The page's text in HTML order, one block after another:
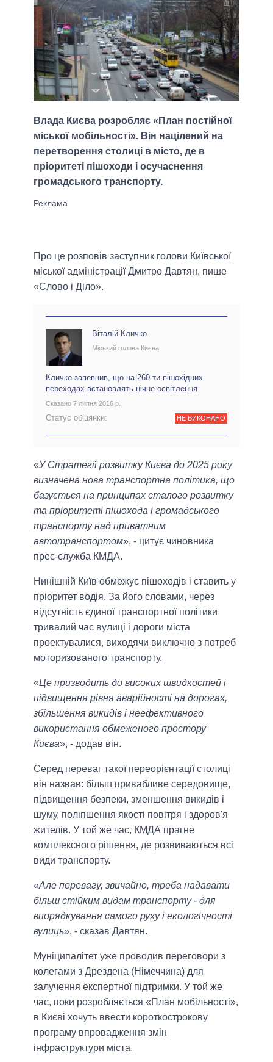
Влада Києва розробляє «План постійної
міської мобільності». Він націлений на
перетворення столиці в місто, де в
пріоритеті пішоходи і осучаснення
громадського транспорту.
Про це розповів заступник голови Київської
міської адміністрації Дмитро Давтян, пише
«Слово і Діло».
Віталій Кличко
Міський голова Києва
Кличко запевнив, що на 260-ти пішохідних
переходах встановлять нічне освітлення
Сказано 7 липня 2016 р.
Статус обіцянки: НЕ ВИКОНАНО
«У Стратегії розвитку Києва до 2025 року
визначена нова транспортна політика, що
базується на принципах сталого розвитку
та пріоритеті пішохода і громадського
транспорту над приватним
автотранспортом», - цитує чиновника
прес-служба КМДА.
Нинішній Київ обмежує пішоходів і ставить у
пріоритет водія. За його словами, через
відсутність єдиної транспортної політики
тривалий час вулиці і дороги міста
проектувалися, виходячи виключно з потреб
моторизованого транспорту.
«Це призводить до високих швидкостей і
підвищення рівня аварійності на дорогах,
збільшення викидів і неефективного
використання обмеженого простору
Києва», - додав він.
Серед переваг такої переорієнтації столиці
він назвав: більш привабливе середовище,
підвищення безпеки, зменшення викидів і
шуму, поліпшення якості повітря і здоров'я
жителів. У той же час, КМДА прагне
комплексного рішення, де розвиваються всі
види транспорту.
«Але перевагу, звичайно, треба надавати
більш стійким видам транспорту - для
впорядкування самого руху і екологічності
вулиць», - сказав Давтян.
Муніципалітет уже проводив переговори з
колегами з Дрездена (Німеччина) для
залучення експертної підтримки. У той же
час, поки розробляється «План мобільності»,
в Києві хочуть ввести короткострокову
програму впровадження змін
інфраструктури міста.